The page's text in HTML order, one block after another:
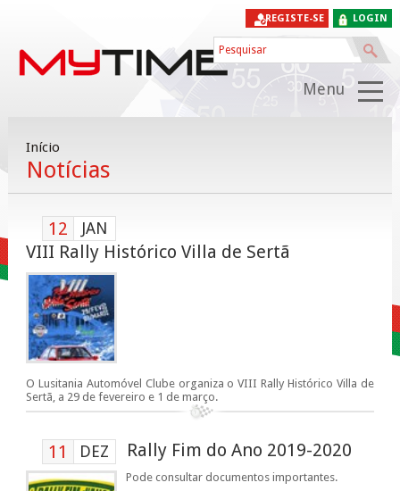
LOGIN
REGISTE-SE
Menu
Início
Notícias
12 JAN
VIII Rally Histórico Villa de Sertã
O Lusitania Automóvel Clube organiza o VIII Rally Histórico Villa de
Sertã, a 29 de fevereiro e 1 de março.
11 DEZ Rally Fim do Ano 2019-2020
Pode consultar documentos importantes.